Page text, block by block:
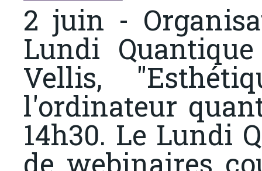
2 juin -
Lundi
Vellis,
l'ordinateur
14h30. Le Lundi
de webinaires